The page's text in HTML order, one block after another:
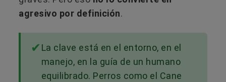
agresivo por definición.
La clave está en el entorno, en el
manejo, en la guía de un humano
equilibrado. Perros como el Cane